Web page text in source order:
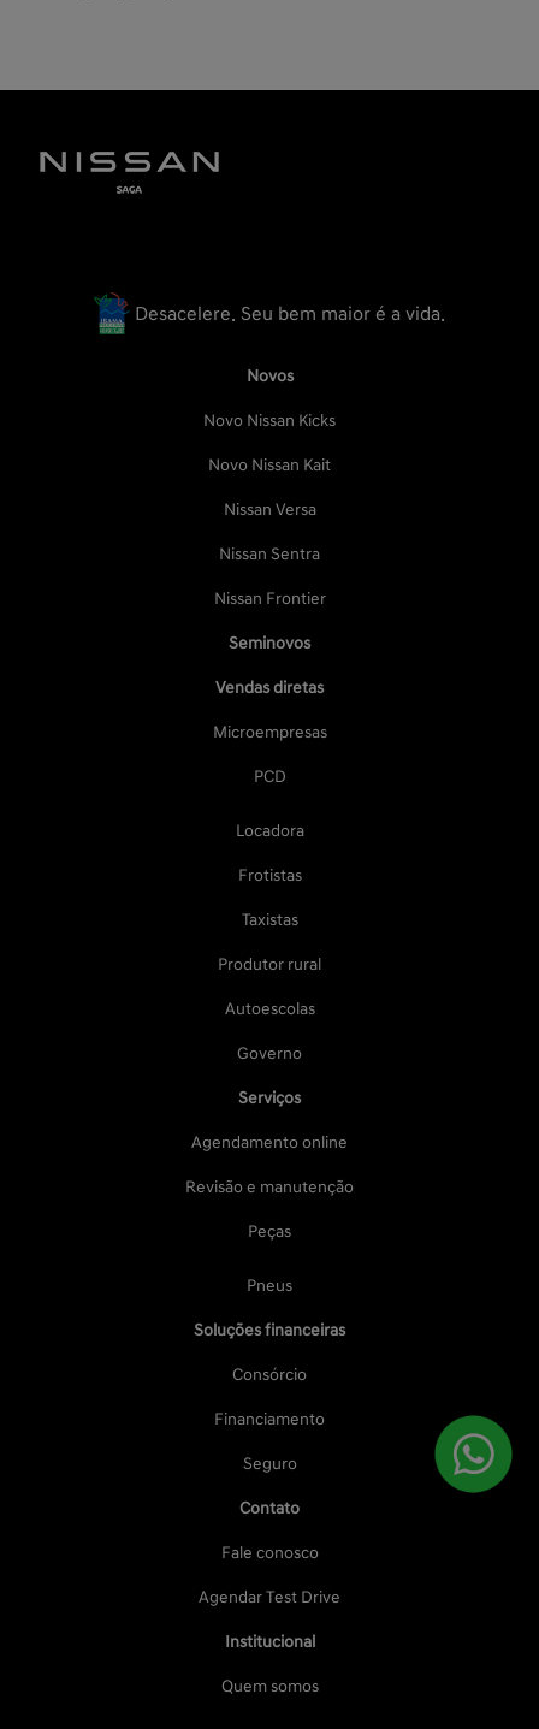
Desacelere. Seu bem maior é a vida.
Novos
Novo Nissan Kicks
Novo Nissan Kait
Nissan Versa
Nissan Sentra
Nissan Frontier
Seminovos
Vendas diretas
Microempresas
PCD
Locadora
Frotistas
Taxistas
Produtor rural
Autoescolas
Governo
Serviços
Agendamento online
Revisão e manutenção
Peças
Pneus
Soluções financeiras
Consórcio
Financiamento
Seguro
Contato
Fale conosco
Agendar Test Drive
Institucional
Quem somos